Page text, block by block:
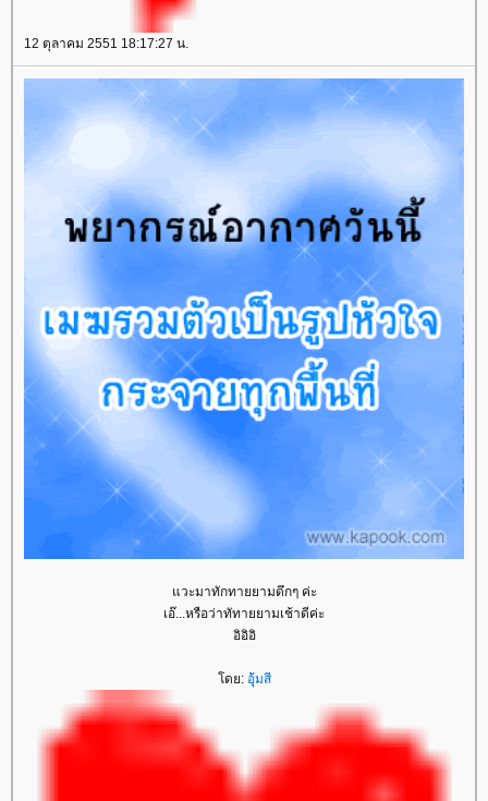
12 ตุลาคม 2551 18:17:27 น.
วะมาทักทายยามดึกๆ ค่ะ
เอ๊...หรือว่าทัทายยามเช้าดีค่ะ
อิอิอิ
ดย: อุ้มสี